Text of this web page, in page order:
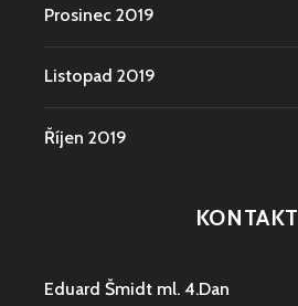
Prosinec 2019
Listopad 2019
Říjen 2019
KONTAKT
Eduard Šmidt ml. 4.Dan